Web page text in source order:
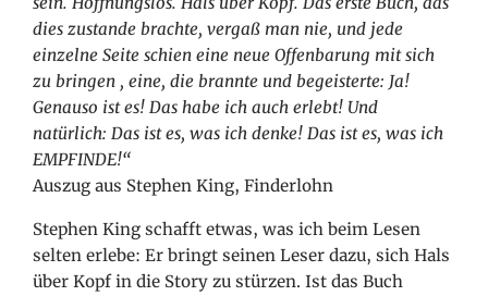
dies zustande brachte, vergaß man nie, und jede
einzelne Seite schien eine neue Offenbarung mit sich
zu bringen , eine, die brannte und begeisterte: Ja!
Genauso ist es! Das habe ich auch erlebt! Und
natürlich: Das ist es, was ich denke! Das ist es, was ich
EMPFINDE!“
Auszug aus Stephen King, Finderlohn
Stephen King schafft etwas, was ich beim Lesen
selten erlebe: Er bringt seinen Leser dazu, sich Hals
über Kopf in die Story zu stürzen. Ist das Buch